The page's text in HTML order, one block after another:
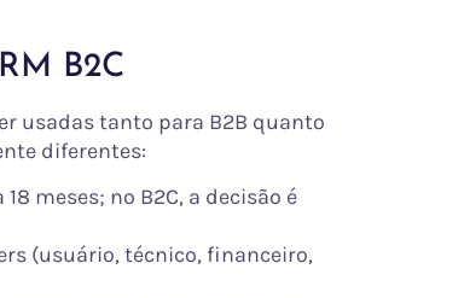
B2C
usadas tanto para B2B quanto
diferentes:
meses; no B2C, a decisão é
(usuário, técnico, financeiro,